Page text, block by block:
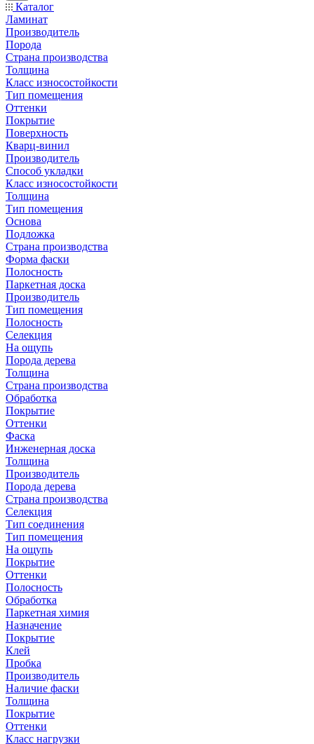
Каталог
Ламинат
Производитель
Порода
Страна производства
Толщина
Класс износостойкости
Тип помещения
Оттенки
Покрытие
Поверхность
Кварц-винил
Производитель
Способ укладки
Класс износостойкости
Толщина
Тип помещения
Основа
Подложка
Страна производства
Форма фаски
Полосность
Паркетная доска
Производитель
Тип помещения
Полосность
Селекция
На ощупь
Порода дерева
Толщина
Страна производства
Обработка
Покрытие
Оттенки
Фаска
Инженерная доска
Толщина
Производитель
Порода дерева
Страна производства
Селекция
Тип соединения
Тип помещения
На ощупь
Покрытие
Оттенки
Полосность
Обработка
Паркетная химия
Назначение
Покрытие
Клей
Пробка
Производитель
Наличие фаски
Толщина
Покрытие
Оттенки
Класс нагрузки